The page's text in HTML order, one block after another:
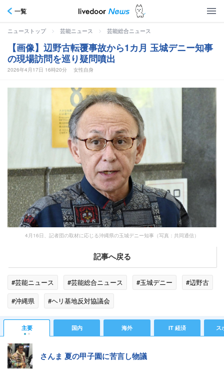
一覧
ニューストップ > 芸能ニュース > 芸能総合ニュース
【画像】辺野古転覆事故から1カ月 玉城デニー知事
の現場訪問を巡り疑問噴出
2026年4月17日 16時20分 女性自身
4月16日、記者団の取材に応じる沖縄県の玉城デニー知事（写真：共同通信）
記事へ戻る
#芸能ニュース #芸能総合ニュース #玉城デニー
#辺野古
#沖縄県
#ヘリ基地反対協議会
主要 国内 海外 IT 経済 ス
さんま 夏の甲子園に苦言し物議